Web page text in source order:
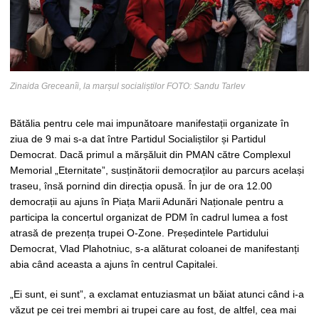
Zinaida Greceanîi, la marșul socialiștilor FOTO: Sandu Tarlev
Bătălia pentru cele mai impunătoare manifestații organizate în
ziua de 9 mai s-a dat între Partidul Socialiștilor și Partidul
Democrat. Dacă primul a mărșăluit din PMAN către Complexul
Memorial „Eternitate”, susținătorii democraților au parcurs același
traseu, însă pornind din direcția opusă. În jur de ora 12.00
democrații au ajuns în Piața Marii Adunări Naționale pentru a
participa la concertul organizat de PDM în cadrul lumea a fost
atrasă de prezența trupei O-Zone. Președintele Partidului
Democrat, Vlad Plahotniuc, s-a alăturat coloanei de manifestanți
abia când aceasta a ajuns în centrul Capitalei.
„Ei sunt, ei sunt”, a exclamat entuziasmat un băiat atunci când i-a
văzut pe cei trei membri ai trupei care au fost, de altfel, cea mai